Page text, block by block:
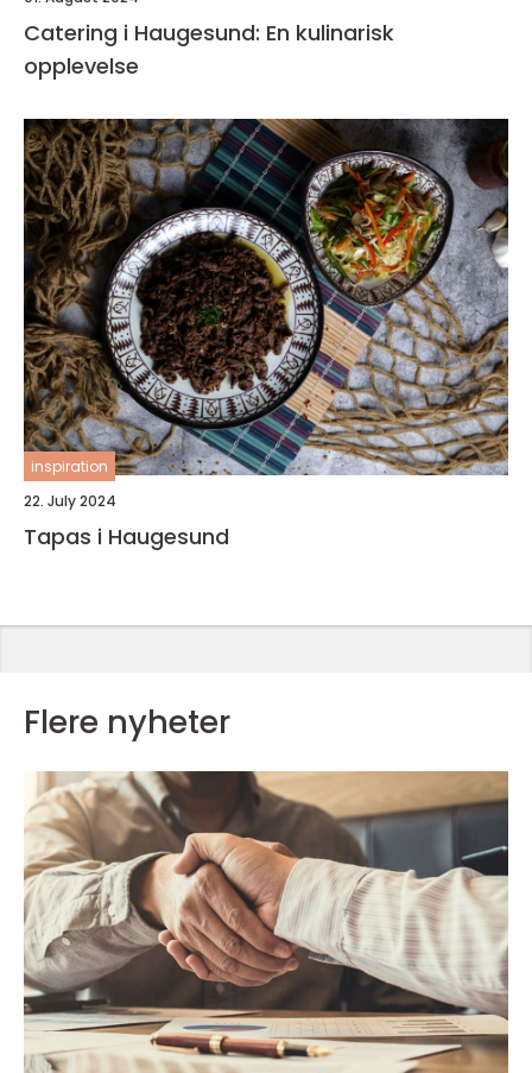
Catering i Haugesund: En kulinarisk
opplevelse
inspiration
22. July 2024
Tapas i Haugesund
Flere nyheter